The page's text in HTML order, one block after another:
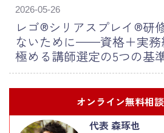
2026-05-26
レゴ®シリアスプレイ®研
ないために——資格＋実務
極める講師選定の5つの基
オンライン無料相
代表 森琢也